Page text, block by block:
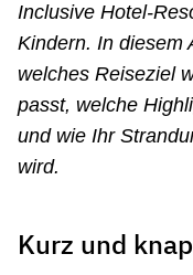
Inclusive Hotel-
Kindern. In diesem
welches Reiseziel
passt, welche
und wie Ihr
wird.
Kurz und